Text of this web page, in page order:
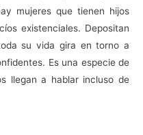
mujeres que tienen hijos
existenciales. Depositan
su vida gira en torno a
Es una especie de
llegan a hablar incluso de